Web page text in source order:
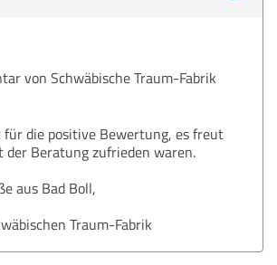
von Schwäbische Traum-Fabrik
für die positive Bewertung, es freut
der Beratung zufrieden waren.
aus Bad Boll,
Traum-Fabrik